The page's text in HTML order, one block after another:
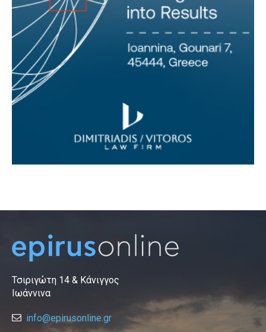
Τσιριγώτη 14 & Κάνιγγος
Ιωάννινα
info@epirusonline.gr